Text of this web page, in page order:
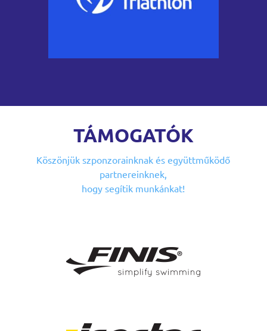
TÁMOGATÓK
Köszönjük szponzorainknakés együttműködő
partnereinknek,
hogy segítik munkánkat!